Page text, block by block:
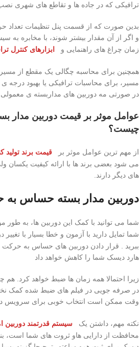
ترافیکی که در جاده ها و تقاطع های شهری
بدین صورت که از قسمت پنل تنظیمات تعداد
و اگر از آن مقدار بیشتر شوند، با مخابره به
زمان چراغ های راهنمایی و
ابزارهای کنترل
همچنین برای محاسبه چگالی یک مقطع از
مسیر، برای محاسبات ترافیکی یا بهبود درجه ی
در صورتی مه دوربین های مداربسته ی معمولی
عوامل موثر بر قیمت دوربین
چیست؟
از مهم ترین عوامل موثر بر قیمت برند تولید
می شود بعضی برند ها با ارائه کیفیت یکسان
های دیگر دارند.
دوربین مدار بسته حساس به
شما می توانید با کمک این دوربین ها، به طور
شما تمایل دارید با آزمون و خطا بسیار با تغییر در
ببرید . قرار دادن دوربین های حساس به حرکت
هارد دیسک شما را کاهش خواهد داد
زیرا احتمالا همه زمان ها ضبط خواهد کرد. هم
در صرفه جویی در فیلم های ضبط شده کمک
وقت ممکن است انتخاب خوبی برای سرویس
نکته مهم، داشتن یک سیستم قدرتمند دوربین
محافظت از دارایی هاو ثروت های شما است،